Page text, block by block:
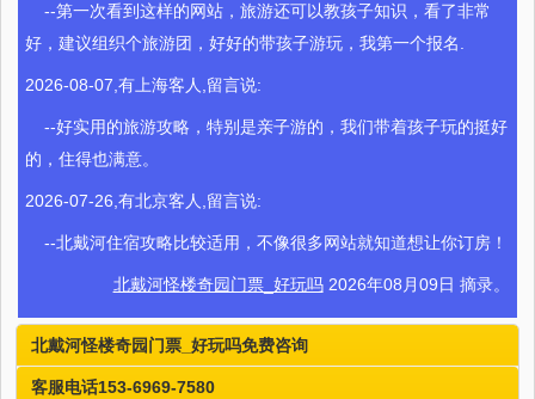
--第一次看到这样的网站，旅游还可以教孩子知识，看了非常
好，建议组织个旅游团，好好的带孩子游玩，我第一个报名.
2026-08-07,有上海客人,留言说:
--好实用的旅游攻略，特别是亲子游的，我们带着孩子玩的挺好
的，住得也满意。
2026-07-26,有北京客人,留言说:
--北戴河住宿攻略比较适用，不像很多网站就知道想让你订房！
北戴河怪楼奇园门票_好玩吗2026年08月09日 摘录。
北戴河怪楼奇园门票_好玩吗免费咨询
客服电话153-6969-7580